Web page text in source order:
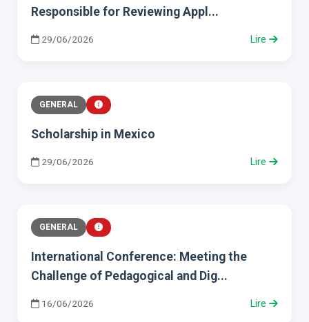
Responsible for Reviewing Appl...
29/06/2026 Lire
GENERAL
Scholarship in Mexico
29/06/2026 Lire
GENERAL
International Conference: Meeting the
Challenge of Pedagogical and Dig...
16/06/2026 Lire